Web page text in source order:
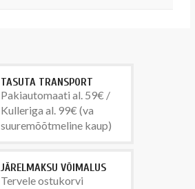
TASUTA TRANSPORT
Pakiautomaati al. 59€ /
Kulleriga al. 99€ (va
suuremõõtmeline kaup)
JÄRELMAKSU VÕIMALUS
Tervele ostukorvi